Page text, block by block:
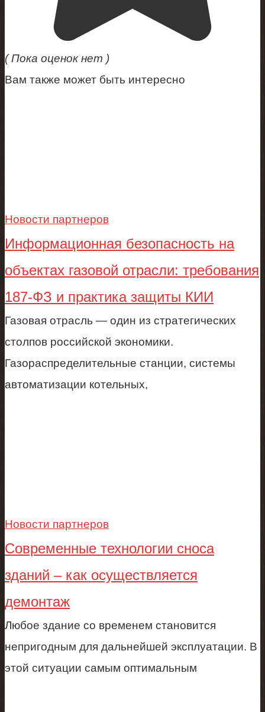
( Пока оценок нет )
Вам также может быть интересно
Новости партнеров
Информационная безопасность на
объектах газовой отрасли: требования
187-ФЗ и практика защиты КИИ
Газовая отрасль — один из стратегических
столпов российской экономики.
Газораспределительные станции, системы
автоматизации котельных,
Новости партнеров
Современные технологии сноса
зданий – как осуществляется
демонтаж
Любое здание со временем становится
непригодным для дальнейшей эксплуатации. В
этой ситуации самым оптимальным